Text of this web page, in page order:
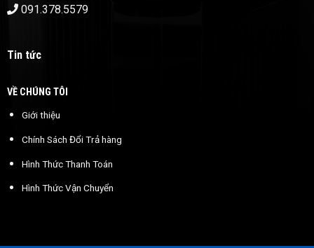
091.378.5579
Tin tức
VỀ CHÚNG TÔI
Giới thiệu
Chính Sách Đổi Trả hàng
Hình Thức Thanh Toán
Hình Thức Vận Chuyển